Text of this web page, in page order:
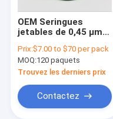
OEM Seringues
jetables de 0,45 μm
13 mm 25 mm 33 mm
Diamètre
Prix:$7.00 to $70 per pack
MOQ:120 paquets
Trouvez les derniers prix
Contactez